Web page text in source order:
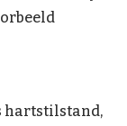
hartstilstand,